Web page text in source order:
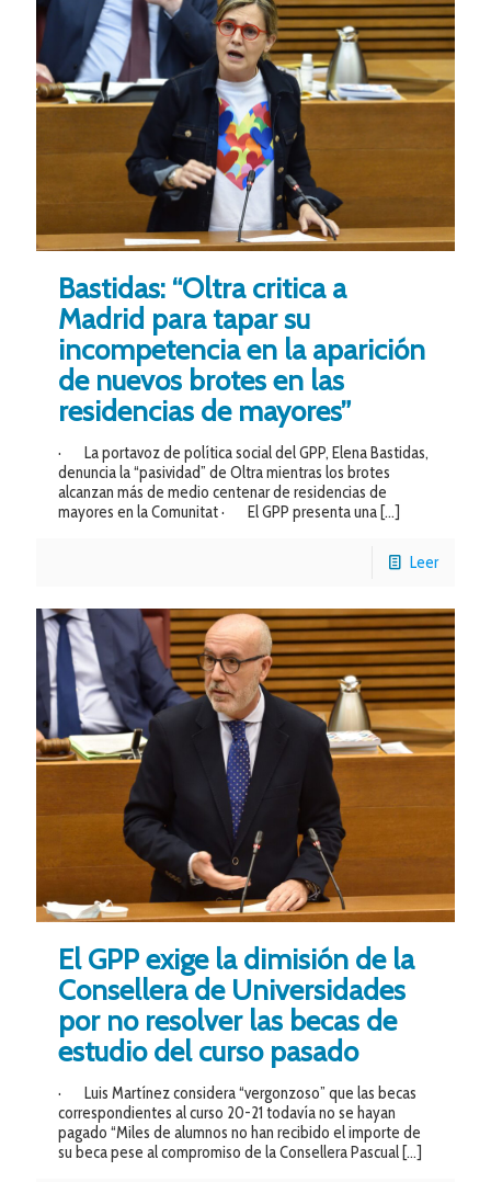
Bastidas: “Oltra critica a
Madrid para tapar su
incompetencia en la aparición
de nuevos brotes en las
residencias de mayores”
· La portavoz de política social del GPP, Elena Bastidas,
denuncia la “pasividad” de Oltra mientras los brotes
alcanzan más de medio centenar de residencias de
mayores en la Comunitat · El GPP presenta una […]
Leer
El GPP exige la dimisión de la
Consellera de Universidades
por no resolver las becas de
estudio del curso pasado
· Luis Martínez considera “vergonzoso” que las becas
correspondientes al curso 20-21 todavía no se hayan
pagado “Miles de alumnos no han recibido el importe de
su beca pese al compromiso de la Consellera Pascual […]